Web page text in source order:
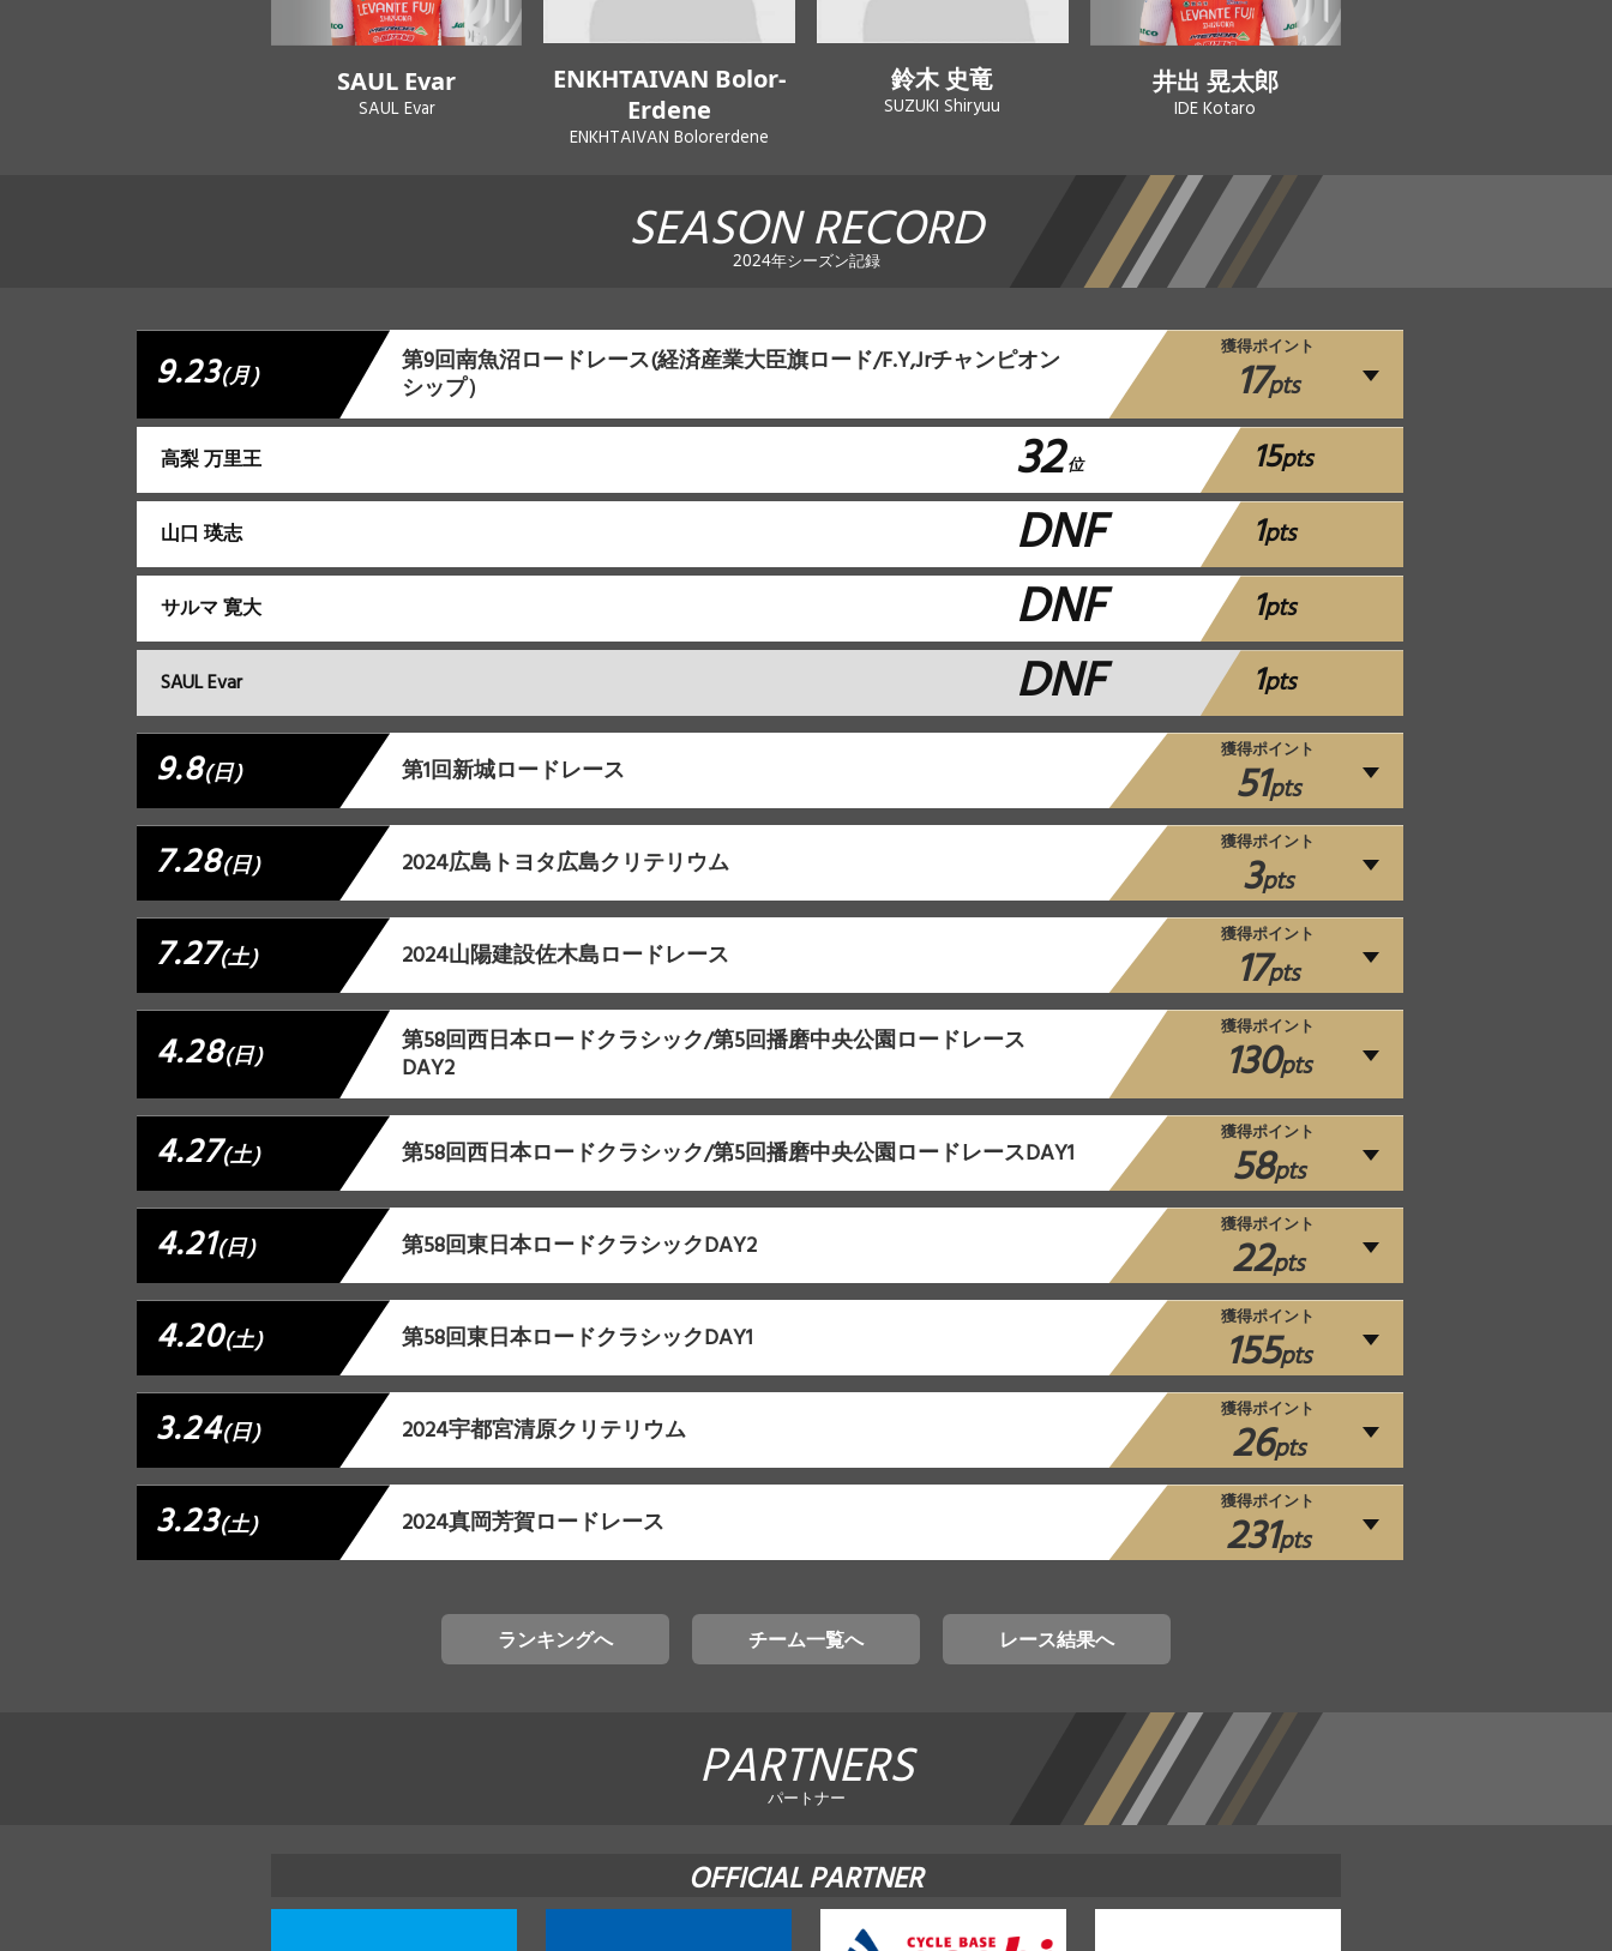
SAUL Evar
SAUL Evar
ENKHTAIVAN Bolor-
Erdene
ENKHTAIVAN Bolorerdene
鈴木 史竜
SUZUKI Shiryuu
井出 晃太郎
IDE Kotaro
SEASON RECORD
2024年シーズン記録
9.23(月) 第9回南魚沼ロードレース(経済産業大臣旗ロード/F.Y,Jrチャンピオン
シップ）
獲得ポイント
17pts
高梨 万里王 32 位 15pts
山口 瑛志 DNF 1pts
サルマ 寛大 DNF 1pts
SAUL Evar DNF 1pts
9.8(日) 第1回新城ロードレース
獲得ポイント
51pts
7.28(日) 2024広島トヨタ広島クリテリウム
獲得ポイント
3pts
7.27(土) 2024山陽建設佐木島ロードレース
獲得ポイント
17pts
4.28(日) 第58回西日本ロードクラシック/第5回播磨中央公園ロードレース
DAY2
獲得ポイント
130pts
4.27(土) 第58回西日本ロードクラシック/第5回播磨中央公園ロードレースDAY1
獲得ポイント
58pts
4.21(日) 第58回東日本ロードクラシックDAY2
獲得ポイント
22pts
4.20(土) 第58回東日本ロードクラシックDAY1
獲得ポイント
155pts
3.24(日) 2024宇都宮清原クリテリウム
獲得ポイント
26pts
3.23(土) 2024真岡芳賀ロードレース
獲得ポイント
231pts
ランキングへ チーム一覧へ レース結果へ
PARTNERS
パートナー
OFFICIAL PARTNER